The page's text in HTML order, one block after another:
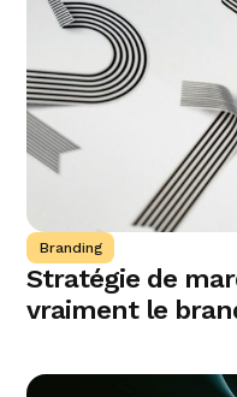
Branding
Stratégie de
vraiment le